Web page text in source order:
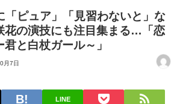
「ピュア」「見習わないと」な
花の演技にも注目集まる…「恋
と白杖ガール～」
月7日
LINE